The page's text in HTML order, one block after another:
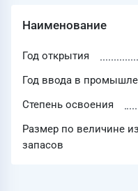
Наименование
Год открытия
Год ввода в
Степень освоения
Размер по величине
запасов